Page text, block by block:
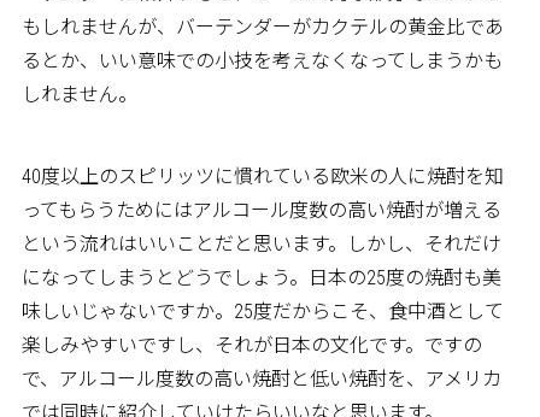
もしれませんが、バーテンダーがカクテルの黄金比であ
るとか、いい意味での小技を考えなくなってしまうかも
しれません。
40度以上のスピリッツに慣れている欧米の人に焼酎を知
ってもらうためにはアルコール度数の高い焼酎が増える
という流れはいいことだと思います。しかし、それだけ
になってしまうとどうでしょう。日本の25度の焼酎も美
味しいじゃないですか。25度だからこそ、食中酒として
楽しみやすいですし、それが日本の文化です。ですの
で、アルコール度数の高い焼酎と低い焼酎を、アメリカ